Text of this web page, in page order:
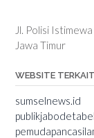
Jl. Polisi
Jawa Timur
WEBSITE TERKAIT
sumselnews.id